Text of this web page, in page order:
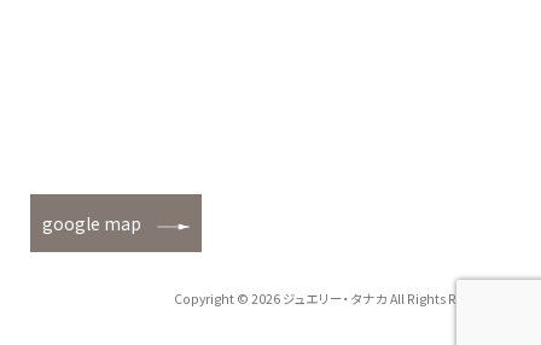
google map
Copyright © 2026 ジュエリー・タナカ All Rights Reserved.